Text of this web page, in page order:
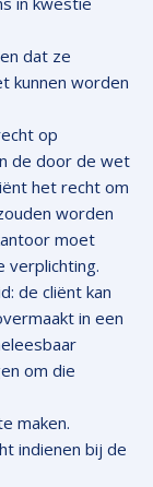
dat ze
kunnen worden
op
de door de wet
het recht om
worden
moet
verplichting.
de cliënt kan
in een
om die
maken.
indienen bij de